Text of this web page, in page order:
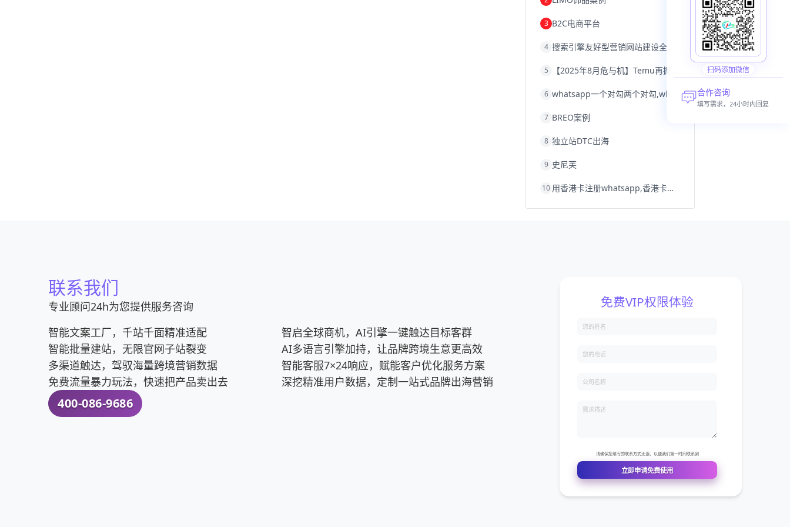
跨境电商网店跨境电商物流模式
跨境电商结算浙江跨境电商
跨境电商优势跨境电商的优势seo运营
whatsapp群发
3 B2C电商平台
4
5
6
7 BREO案例
8 独立站DTC出海
9 史尼芙
10 用香港卡注册whatsapp,香港卡不能注册whatsapp
联系我们
专业顾问24h为您提供服务咨询
智能文案工厂，千站千面精准适配
智能批量建站，无限官网子站裂变
多渠道触达，驾驭海量跨境营销数据
免费流量暴力玩法，快速把产品卖出去
400-086-9686
智启全球商机，AI引擎一键触达目标客群
AI多语言引擎加持，让品牌跨境生意更高效
智能客服7×24响应，赋能客户优化服务方案
深挖精准用户数据，定制一站式品牌出海营销
扫码添加微信
合作咨询
填写需求，24小时内回复